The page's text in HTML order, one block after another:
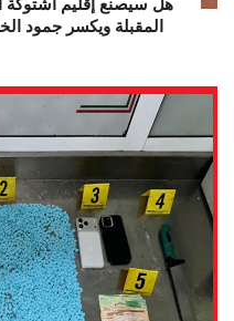
المقبلة ويكسر جمود